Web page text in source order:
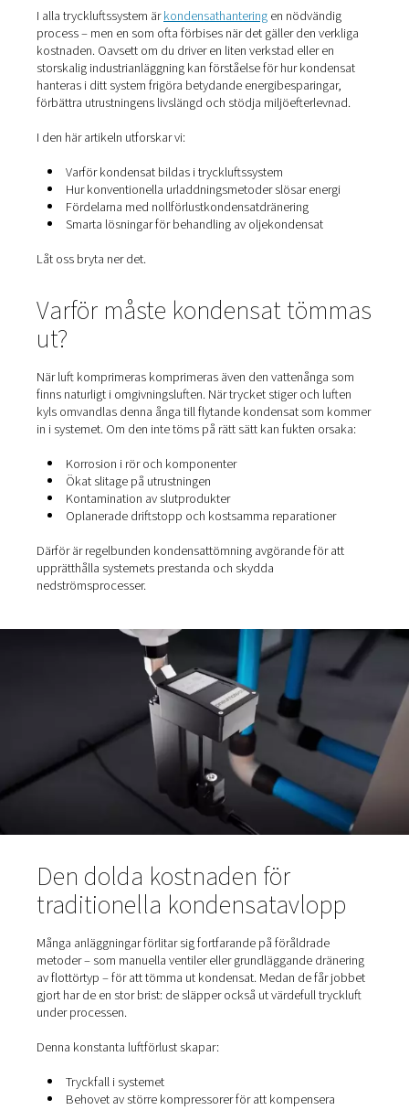
Hur mycket kostar
kondensatavloppet dig?
I alla tryckluftssystem är
process – men en som ofta förbises när det gäller den
kostnaden. Oavsett om du driver en liten verkstad eller
storskalig industrianläggning kan förståelse för hur
hanteras i ditt system frigöra betydande
förbättra utrustningens livslängd och stödja
I den här artikeln utforskar vi:
Fördelarna med nollförlustkondensatdränering
Smarta lösningar för behandling av oljekondensat
Varför måste kondensat
ut?
När luft komprimeras komprimeras även den
kyls omvandlas denna ånga till flytande kondensat
in i systemet. Om den inte töms på rätt sätt kan fukten
Korrosion i rör och komponenter
Ökat slitage på utrustningen
Kontamination av slutprodukter
Oplanerade driftstopp och kostsamma
Därför är regelbunden kondensattömning avgörande
upprätthålla systemets prestanda och skydda